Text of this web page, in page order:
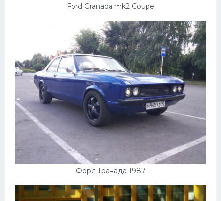
Ford Granada mk2 Coupe
Форд Гранада 1987